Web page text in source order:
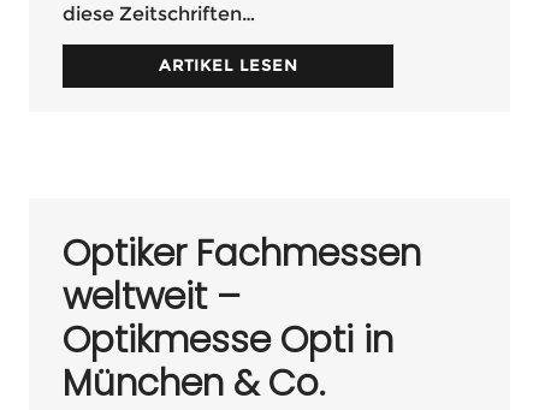
diese Zeitschriften…
ARTIKEL LESEN
Optiker Fachmessen
weltweit –
Optikmesse Opti in
München & Co.